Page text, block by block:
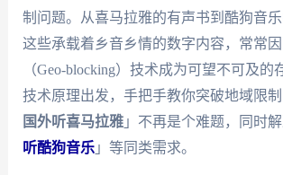
制问题。从喜马拉雅的有声书到酷狗音乐
这些承载着乡音乡情的数字内容，常常
（Geo-blocking）技术成为可望不可及的
技术原理出发，手把手教你突破地域限制
国外听喜马拉雅」不再是个难题，同时解
听酷狗音乐」等同类需求。